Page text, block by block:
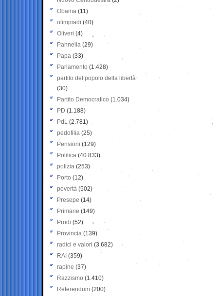
Obama (11)
olimpiadi (40)
Oliveri (4)
Pannella (29)
Papa (33)
Parlamento (1.428)
partito del popolo della libertà
(30)
Partito Democratico (1.034)
PD (1.188)
PdL (2.781)
pedofilia (25)
Pensioni (129)
Politica (40.833)
polizia (253)
Porto (12)
povertà (502)
Presepe (14)
Primarie (149)
Prodi (52)
Provincia (139)
radici e valori (3.682)
RAI (359)
rapine (37)
Razzismo (1.410)
Referendum (200)